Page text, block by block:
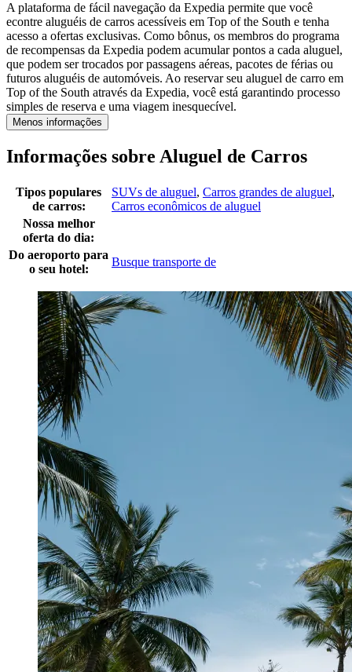
A plataforma de fácil navegação da Expedia permite que você
econtre aluguéis de carros acessíveis em Top of the South e tenha
acesso a ofertas exclusivas. Como bônus, os membros do programa
de recompensas da Expedia podem acumular pontos a cada aluguel,
que podem ser trocados por passagens aéreas, pacotes de férias ou
futuros aluguéis de automóveis. Ao reservar seu aluguel de carro em
Top of the South através da Expedia, você está garantindo processo
simples de reserva e uma viagem inesquecível.
Menos informações
Informações sobre Aluguel de Carros
Tipos populares
de carros:
SUVs de aluguel, Carros grandes de aluguel,
Carros econômicos de aluguel
Nossa melhor
oferta do dia:
Do aeroporto para
o seu hotel:
Busque transporte de